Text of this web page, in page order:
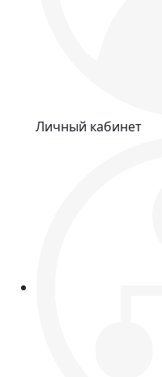
Личный кабинет